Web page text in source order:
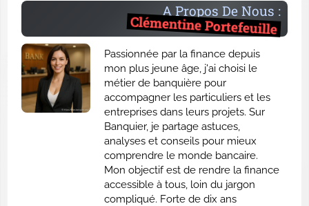
A Propos De Nous :
Clémentine Portefeuille
Passionnée par la finance depuis
mon plus jeune âge, j'ai choisi le
métier de banquière pour
accompagner les particuliers et les
entreprises dans leurs projets. Sur
Banquier, je partage astuces,
analyses et conseils pour mieux
comprendre le monde bancaire.
Mon objectif est de rendre la finance
accessible à tous, loin du jargon
compliqué. Forte de dix ans